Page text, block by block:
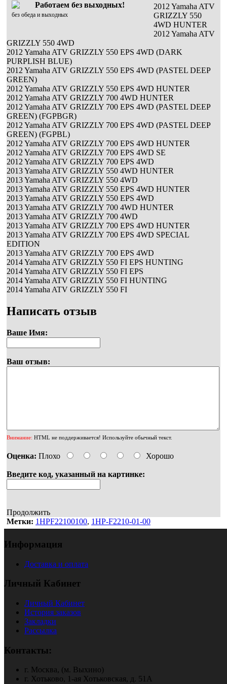
Работаем без выходных!
без обеда и выходных
2012 Yamaha ATV
GRIZZLY 550
4WD HUNTER
2012 Yamaha ATV
GRIZZLY 550 4WD
2012 Yamaha ATV GRIZZLY 550 EPS 4WD (DARK
PURPLISH BLUE)
2012 Yamaha ATV GRIZZLY 550 EPS 4WD (PASTEL DEEP
GREEN)
2012 Yamaha ATV GRIZZLY 550 EPS 4WD HUNTER
2012 Yamaha ATV GRIZZLY 700 4WD HUNTER
2012 Yamaha ATV GRIZZLY 700 EPS 4WD (PASTEL DEEP
GREEN) (FGPBGR)
2012 Yamaha ATV GRIZZLY 700 EPS 4WD (PASTEL DEEP
GREEN) (FGPBL)
2012 Yamaha ATV GRIZZLY 700 EPS 4WD HUNTER
2012 Yamaha ATV GRIZZLY 700 EPS 4WD SE
2012 Yamaha ATV GRIZZLY 700 EPS 4WD
2013 Yamaha ATV GRIZZLY 550 4WD HUNTER
2013 Yamaha ATV GRIZZLY 550 4WD
2013 Yamaha ATV GRIZZLY 550 EPS 4WD HUNTER
2013 Yamaha ATV GRIZZLY 550 EPS 4WD
2013 Yamaha ATV GRIZZLY 700 4WD HUNTER
2013 Yamaha ATV GRIZZLY 700 4WD
2013 Yamaha ATV GRIZZLY 700 EPS 4WD HUNTER
2013 Yamaha ATV GRIZZLY 700 EPS 4WD SPECIAL
EDITION
2013 Yamaha ATV GRIZZLY 700 EPS 4WD
2014 Yamaha ATV GRIZZLY 550 FI EPS HUNTING
2014 Yamaha ATV GRIZZLY 550 FI EPS
2014 Yamaha ATV GRIZZLY 550 FI HUNTING
2014 Yamaha ATV GRIZZLY 550 FI
Написать отзыв
Ваше Имя:
Ваш отзыв:
Внимание: HTML не поддерживается! Используйте обычный текст.
Оценка: Плохо Хорошо
Введите код, указанный на картинке:
Продолжить
Метки: 1HPF22100100, 1HP-F2210-01-00
Информация
Доставка и оплата
Личный Кабинет
Личный Кабинет
История заказов
Закладки
Рассылка
Контакты:
г. Москва, (м. Выхино)
г. Хотьково, 1-ая Хотьковская, д. 51А